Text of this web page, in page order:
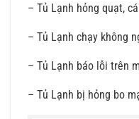
– Tủ Lạnh hỏng quạt,
– Tủ Lạnh chạy không
– Tủ Lạnh báo lỗi trên
– Tủ Lạnh bị hỏng bo